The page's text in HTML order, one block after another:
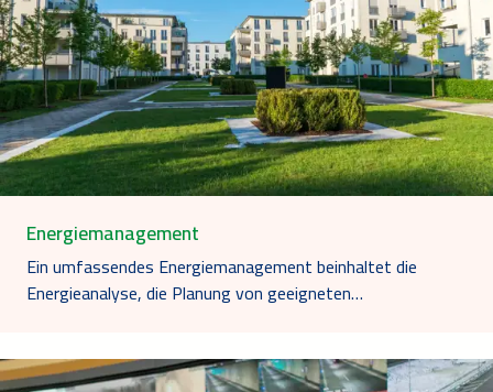
Energiemanagement
Ein umfassendes Energiemanagement beinhaltet die
Energieanalyse, die Planung von geeigneten…